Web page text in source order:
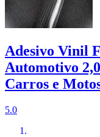
Adesivo Vinil
Automotivo
Carros e
5.0